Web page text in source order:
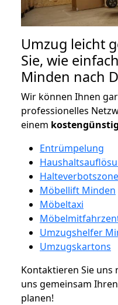
Umzug leicht
Sie, wie
Minden nach
Wir können Ihnen
professionelles
einem
Entrümpelung
Möbellift Minden
Möbeltaxi
Umzugshelfer
Umzugskartons
Kontaktieren Sie uns
uns gemeinsam
planen!